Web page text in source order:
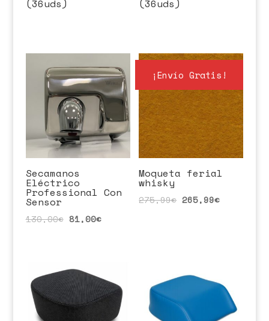
(36uds) (36uds)
Secamanos
Eléctrico
Professional Con
Sensor
130,00€ 81,00€
¡Envío Gratis!
Moqueta ferial
whisky
275,99€ 265,99€